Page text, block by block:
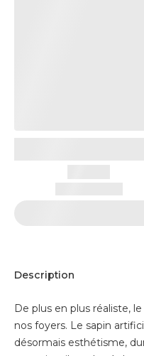
Description
De plus en plus réaliste,
nos foyers. Le sapin
désormais esthétisme,